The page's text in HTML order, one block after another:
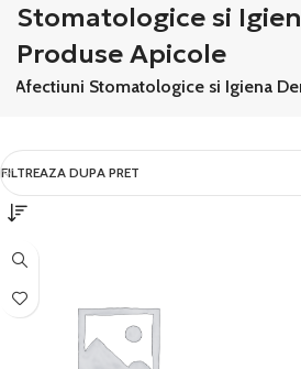
Stomatologice si
Produse Apicole
Afectiuni Stomatologice si Igiena
FILTREAZA DUPA PRET